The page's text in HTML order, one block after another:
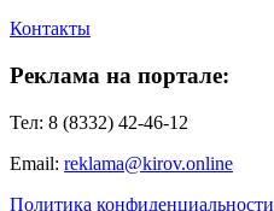
Контакты
Реклама на портале:
Тел: 8 (8332) 42-46-12
Email: reklama@kirov.online
Политика конфиденциальности